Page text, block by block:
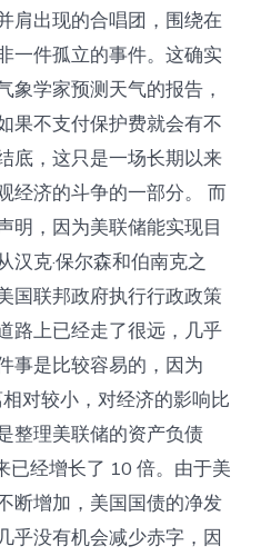
肩出现的合唱团，围绕在
一件孤立的事件。这确实
象学家预测天气的报告，
果不支付保护费就会有不
底，这只是一场长期以来
经济的斗争的一部分。 而
明，因为美联储能实现目
汉克·保尔森和伯南克之
国联邦政府执行行政政策
路上已经走了很远，几乎
事是比较容易的，因为
对较小，对经济的影响比
整理美联储的资产负债
已经增长了 10 倍。由于美
断增加，美国国债的净发
乎没有机会减少赤字，因